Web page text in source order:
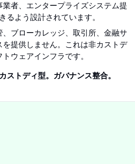
者、エンタープライズシステム提
るよう設計されています。
ブローカレッジ、取引所、金融サ
提供しません。これは非カストデ
ウェアインフラです。
ストディ型。ガバナンス整合。